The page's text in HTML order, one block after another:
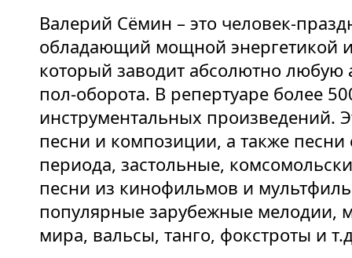
Валерий Сёмин – это человек-
обладающий мощной энергетикой
который заводит абсолютно любую
пол-оборота. В репертуаре более
инструментальных произведений.
песни и композиции, а также песни
периода, застольные,
песни из кинофильмов и
популярные зарубежные мелодии,
мира, вальсы, танго, фокстроты и